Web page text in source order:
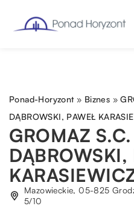
Ponad-Horyzont» Biznes »
DĄBROWSKI, PAWEŁ
GROMAZ
DĄBROWSKI,
Mazowieckie, 05-825
5/10